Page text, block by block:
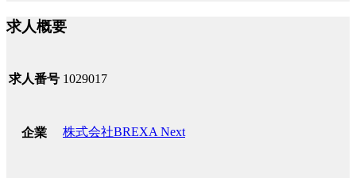
求人概要
求人番号 1029017
企業 株式会社BREXA Next